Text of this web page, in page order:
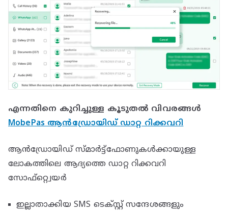
എന്നതിനെ കുറിച്ചുള്ള കൂടുതൽ വിവരങ്ങൾ
MobePas ആൻഡ്രോയിഡ് ഡാറ്റ റിക്കവറി
ആൻഡ്രോയിഡ് സ്മാർട്ട്ഫോണുകൾക്കായുള്ള
ലോകത്തിലെ ആദ്യത്തെ ഡാറ്റ റിക്കവറി
സോഫ്റ്റ്വെയർ
ഇല്ലാതാക്കിയ SMS ടെക്സ്റ്റ് സന്ദേശങ്ങളും